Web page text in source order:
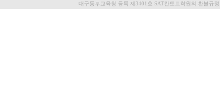
대구동부교육청 등록 제3401호 SAT칸토르학원의 환불규